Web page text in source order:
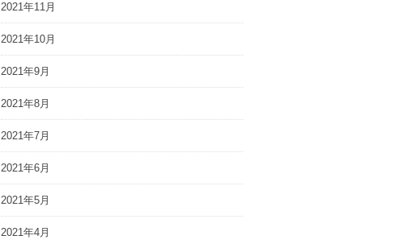
2021年11月
2021年10月
2021年9月
2021年8月
2021年7月
2021年6月
2021年5月
2021年4月